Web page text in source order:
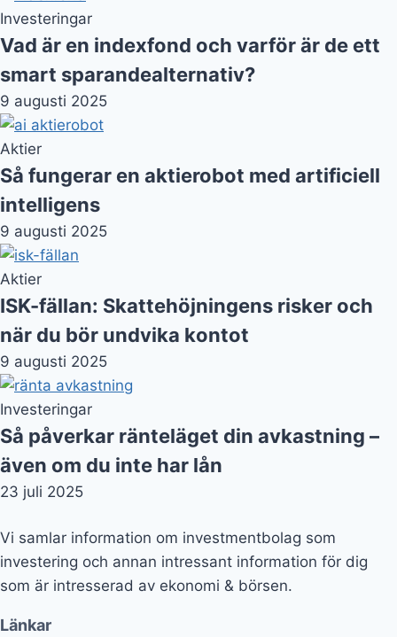
Aktier
ISK-fällan: Skattehöjningens risker och
när du bör undvika kontot
9 augusti 2025
Investeringar
Så påverkar ränteläget din avkastning –
även om du inte har lån
23 juli 2025
Vi samlar information om investmentbolag som
investering och annan intressant information för dig
som är intresserad av ekonomi & börsen.
Länkar
Utländska investmentbolag
Aktier för nybörjare
Ordlista